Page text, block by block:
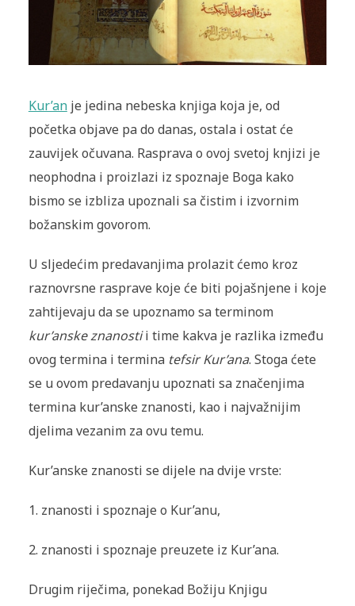
Kur’anje jedina nebeska knjiga koja je, od
početka objave pa do danas, ostala i ostat će
zauvijek očuvana. Rasprava o ovoj svetoj knjizi je
neophodna i proizlazi iz spoznaje Boga kako
bismo se izbliza upoznali sa čistim i izvornim
božanskim govorom.
U sljedećim predavanjima prolazit ćemo kroz
raznovrsne rasprave koje će biti pojašnjene i koje
zahtijevaju da se upoznamo sa terminom
kur’anske znanostii time kakva je razlika između
ovog termina i termina tefsir Kur’ana. Stoga ćete
se u ovom predavanju upoznati sa značenjima
termina kur’anske znanosti, kao i najvažnijim
djelima vezanim za ovu temu.
Kur’anske znanosti se dijele na dvije vrste:
1. znanosti i spoznaje o Kur’anu,
2. znanosti i spoznaje preuzete iz Kur’ana.
Drugim riječima, ponekad Božiju Knjigu